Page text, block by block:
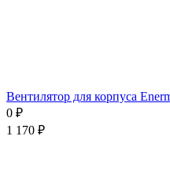
Вентилятор для корпуса
0 ₽
1 170 ₽